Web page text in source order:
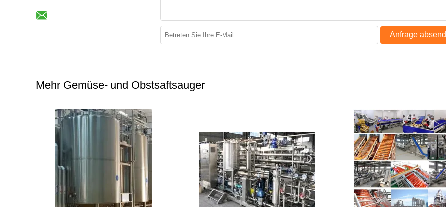
Anfrage
Mehr Gemüse- und Obstsaftsauger